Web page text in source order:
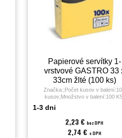
Papierové servítky 1-
vrstvové GASTRO 33
33cm žlté (100 ks)
Značka:;Počet kusov v
kusov;Množstvo v balení:100
1-3 dni
2,23 €bez DPH
2,74 € s DPH